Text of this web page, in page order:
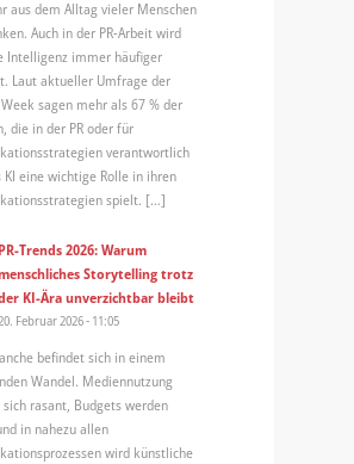
aus dem Alltag vieler Menschen
Auch in der PR-Arbeit wird
Intelligenz immer häufiger
Laut aktueller Umfrage der
Week sagen mehr als 67 % der
die in der PR oder für
verantwortlich
KI eine wichtige Rolle in ihren
spielt. […]
PR-Trends 2026: Warum
Storytelling trotz
KI-Ära unverzichtbar bleibt
Februar 2026 - 11:05
befindet sich in einem
Wandel. Mediennutzung
rasant, Budgets werden
in nahezu allen
wird künstliche